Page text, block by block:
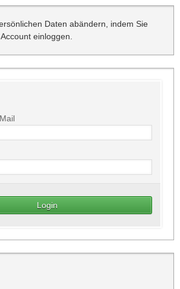
Daten abändern, indem Sie
einloggen.